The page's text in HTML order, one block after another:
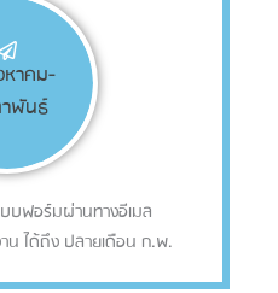
าคม-
พันธ์
บฟอร์มผ่านทางอีเมล
น ได้ถึง ปลายเดือน ก.พ.